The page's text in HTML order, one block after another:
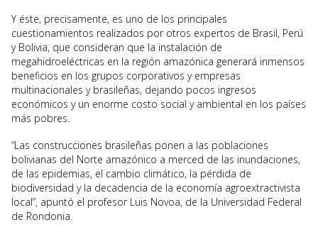
Y éste, precisamente, es uno de los principales
cuestionamientos realizados por otros expertos de Brasil, Perú
y Bolivia, que consideran que la instalación de
megahidroeléctricas en la región amazónica generará inmensos
beneficios en los grupos corporativos y empresas
multinacionales y brasileñas, dejando pocos ingresos
económicos y un enorme costo social y ambiental en los países
más pobres.
“Las construcciones brasileñas ponen a las poblaciones
bolivianas del Norte amazónico a merced de las inundaciones,
de las epidemias, el cambio climático, la pérdida de
biodiversidad y la decadencia de la economía agroextractivista
local”, apuntó el profesor Luis Novoa, de la Universidad Federal
de Rondonia.